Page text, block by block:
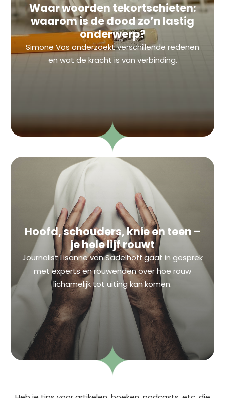
Waar woorden tekortschieten:
waarom is de dood zo’n lastig
onderwerp?
Simone Vos onderzoekt verschillende redenen
en wat de kracht is van verbinding.
Hoofd, schouders, knie en teen –
je hele lijf rouwt
Journalist Lisanne van Sadelhoff gaat in gesprek
met experts en rouwenden over hoe rouw
lichamelijk tot uiting kan komen.